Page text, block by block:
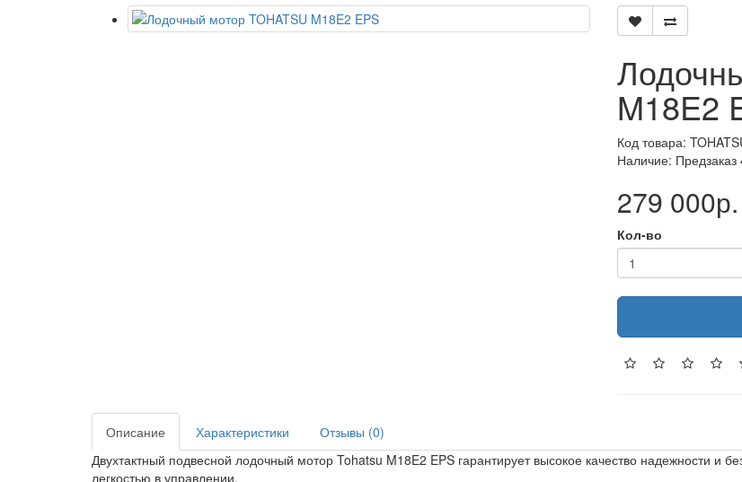
M18E2
Код товара:
Наличие: Предзаказ
279 000р.
Кол-во
Описание Характеристики
Отзывы (0)
Двухтактный подвесной лодочный мотор Tohatsu M18E2 EPS гарантирует высокое качество надежности и
легкостью в управлении.